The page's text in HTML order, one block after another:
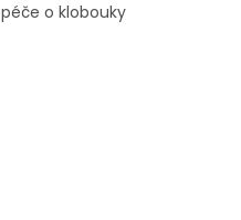
o klobouky